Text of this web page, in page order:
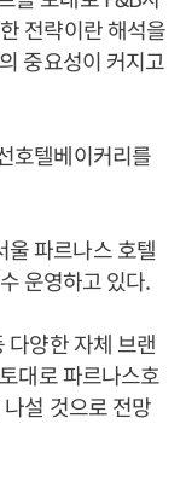
전략이란 해석을
중요성이 커지고
호텔베이커리를
파르나스 호텔
운영하고 있다.
다양한 자체 브랜
대로 파르나스호
설 것으로 전망